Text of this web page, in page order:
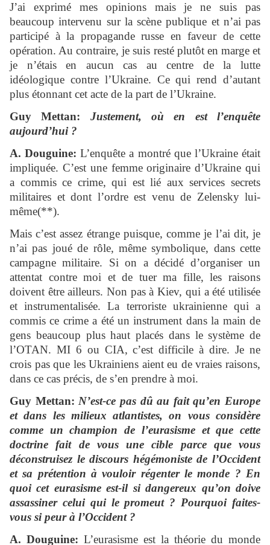
J’ai exprimé mes opinions mais je ne suis pas
beaucoup intervenu sur la scène publique et n’ai pas
participé à la propagande russe en faveur de cette
opération. Au contraire, je suis resté plutôt en marge et
je n’étais en aucun cas au centre de la lutte
idéologique contre l’Ukraine. Ce qui rend d’autant
plus étonnant cet acte de la part de l’Ukraine.
Guy Mettan: Justement, où en est l’enquête
aujourd’hui ?
A. Douguine: L’enquête a montré que l’Ukraine était
impliquée. C’est une femme originaire d’Ukraine qui
a commis ce crime, qui est lié aux services secrets
militaires et dont l’ordre est venu de Zelensky lui-
même(**).
Mais c’est assez étrange puisque, comme je l’ai dit, je
n’ai pas joué de rôle, même symbolique, dans cette
campagne militaire. Si on a décidé d’organiser un
attentat contre moi et de tuer ma fille, les raisons
doivent être ailleurs. Non pas à Kiev, qui a été utilisée
et instrumentalisée. La terroriste ukrainienne qui a
commis ce crime a été un instrument dans la main de
gens beaucoup plus haut placés dans le système de
l’OTAN. MI 6 ou CIA, c’est difficile à dire. Je ne
crois pas que les Ukrainiens aient eu de vraies raisons,
dans ce cas précis, de s’en prendre à moi.
Guy Mettan: N’est-ce pas dû au fait qu’en Europe
et dans les milieux atlantistes, on vous considère
comme un champion de l’eurasisme et que cette
doctrine fait de vous une cible parce que vous
déconstruisez le discours hégémoniste de l’Occident
et sa prétention à vouloir régenter le monde ? En
quoi cet eurasisme est-il si dangereux qu’on doive
assassiner celui qui le promeut ? Pourquoi faites-
vous si peur à l’Occident ?
A. Douguine: L’eurasisme est la théorie du monde